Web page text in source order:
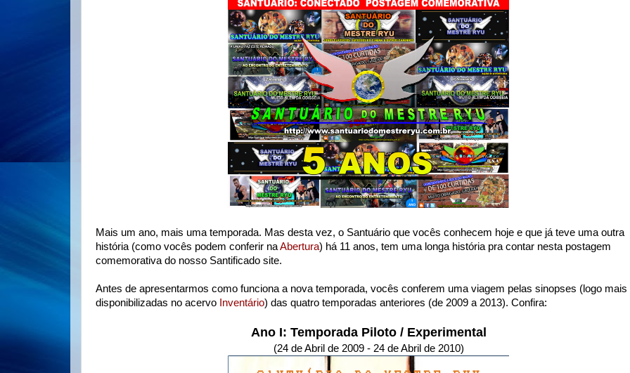
Mais um ano, mais uma temporada. Mas desta vez, o Santuário que vocês conhecem hoje e que já teve uma outra
história (como vocês podem conferir naAbertura) há 11 anos, tem uma longa história pra contar nesta postagem
comemorativa do nosso Santificado site.
Antes de apresentarmos como funciona a nova temporada, vocês conferem uma viagem pelas sinopses (logo mais
disponibilizadas no acervo Inventário) das quatro temporadas anteriores (de 2009 a 2013). Confira:
Ano I: Temporada Piloto / Experimental
(24 de Abril de 2009 - 24 de Abril de 2010)